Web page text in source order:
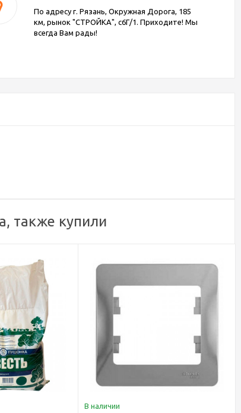
По адресу г. Рязань, Окружная Дорога, 185
км, рынок "СТРОЙКА", с6Г/1. Приходите! Мы
всегда Вам рады!
также купили
В наличии